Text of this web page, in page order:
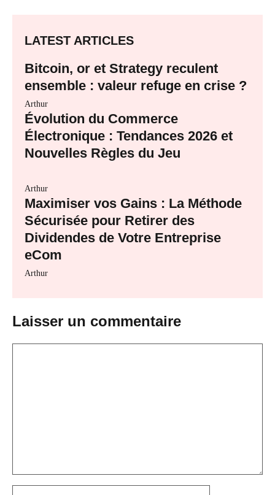
LATEST ARTICLES
Bitcoin, or et Strategy reculent
ensemble : valeur refuge en crise ?
Arthur
Évolution du Commerce
Électronique : Tendances 2026 et
Nouvelles Règles du Jeu
Arthur
Maximiser vos Gains : La Méthode
Sécurisée pour Retirer des
Dividendes de Votre Entreprise
eCom
Arthur
Laisser un commentaire